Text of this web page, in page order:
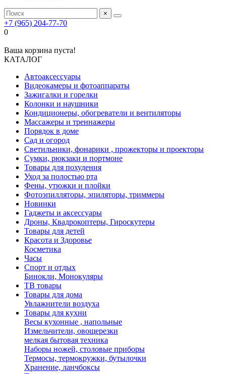
×
+7 (965) 204-77-70
0
Ваша корзина пуста!
КАТАЛОГ
Автоаксессуары
Видеокамеры и фотоаппараты
Зажигалки и горелки
Колонки и наушники
Кондиционеры, обогреватели и вентиляторы
Массажеры и треннажеры
Порядок в доме
Сад и огород
Светильники, фонарики , прожекторы и проекторы
Сумки, рюкзаки и портмоне
Товары для похудения
Уход за полостью рта
Фены, утюжки и плойки
Фотоэпилляторы, эпиляторы, триммеры
Новинки
Гаджеты и аксессуары
Дроны, Квадрокоптеры, Гироскутеры
Товары для детей
Красота и Здоровье
Косметика
Часы
Спорт и отдых
Бинокли, Монокуляры
ТВ товары
Товары для дома
Увлажнители воздуха
Товары для кухни
Весы кухонные , напольные
Измельчители, овощерезки
мелкая бытовая техника
Наборы ножей, столовые приборы
Термосы, термокружки, бутылочки
Хранение, ланчбоксы